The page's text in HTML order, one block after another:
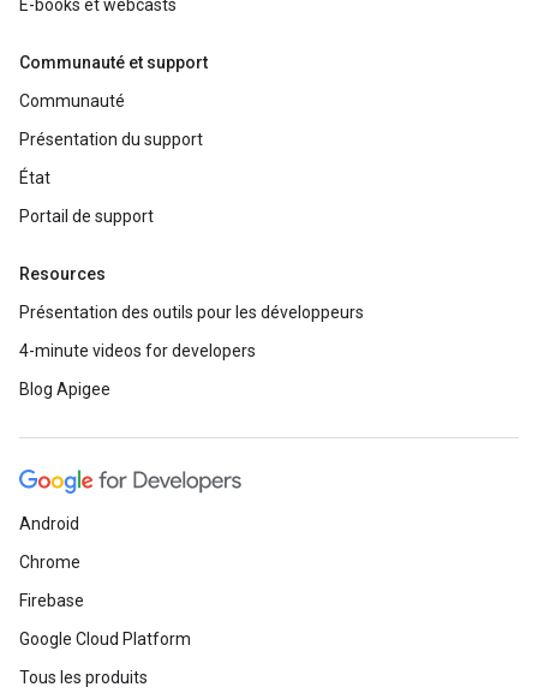
E-books et webcasts
Communauté et support
Communauté
Présentation du support
État
Portail de support
Resources
Présentation des outils pour les développeurs
4-minute videos for developers
Blog Apigee
Android
Chrome
Firebase
Google Cloud Platform
Tous les produits